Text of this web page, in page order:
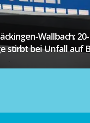
Wallbach: 20-
stirbt bei Unfall auf